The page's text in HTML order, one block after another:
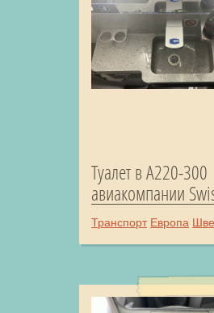
Туалет в A220-300
авиакомпании
Транспорт Европа